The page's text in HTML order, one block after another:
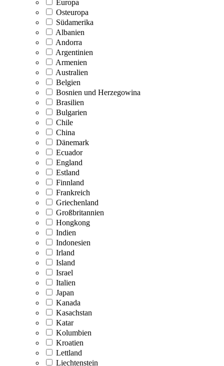
Europa
Osteuropa
Südamerika
Albanien
Andorra
Argentinien
Armenien
Australien
Belgien
Bosnien und Herzegowina
Brasilien
Bulgarien
Chile
China
Dänemark
Ecuador
England
Estland
Finnland
Frankreich
Griechenland
Großbritannien
Hongkong
Indien
Indonesien
Irland
Island
Israel
Italien
Japan
Kanada
Kasachstan
Katar
Kolumbien
Kroatien
Lettland
Liechtenstein